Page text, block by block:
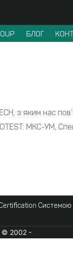
БЛОГ
з яким нас
МКС-УМ,
© 2002 -